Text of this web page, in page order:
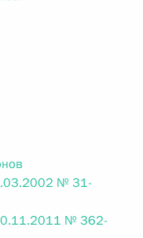
Думой
№ 31-
№ 362-